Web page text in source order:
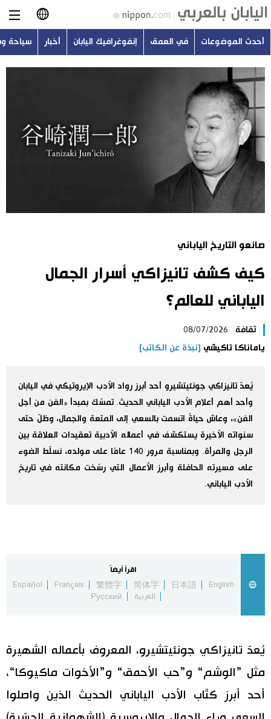
日本語
繁體字
أحدث الموضوعات
في العمق
إنفوغرافيك اليابان
سياحة وسفر
الأقسام
أشخاص
لايف ستايل
الأكثر تفاعلا
اللغة اليابانية تواصل معنا
أحدث الموضوعات في العمق إنفوغرافيك اليابان أخبار سياحة
صانعو التاريخ الياباني
كيف كشف تانيزاكي أسرار الجمال
الياباني للعالم؟
ثقافة
08/07/2026
ياماناكا تاكيشي [نبذة عن الكاتب]
يُعدّ تانيزاكي جونئيتشيرو أحد أبرز رواد الأدب الإيروتيكي في اليابان
وأحد أهم أعلام الأدب الياباني الحديث. تمسّك بمبدأ «الفن من أجل
الفن»، وعاش حياةً اتسمت بالسعي إلى المتعة والجمال، وظلّ حتى
سنواته الأخيرة يستكشف في أعماله الأدبية تعقيدات العلاقة بين
الرجل والمرأة. وبمناسبة مرور 140 عامًا على مولده، نسلّط الضوء
على مسيرته الحافلة وأبرز الأعمال التي رسّخت مكانته في تاريخ
الأدب الياباني.
اقرأ أيضاً
English
日本語
简体字
繁體字
Français
Español
العربية
Русский
يُعدّ تانيزاكي جونئيتشيرو، المعروف بأعماله الشهيرة
مثل ”الوشم“ و”حب الأحمق“ و”الأخوات ماكيوكا“،
أحد أبرز كتّاب الأدب الياباني الحديث الذين واصلوا